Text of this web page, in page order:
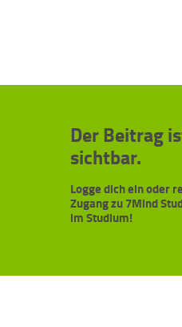
Der Beitrag
sichtbar.
Logge dich ein oder
Zugang zu 7Mind
im Studium!